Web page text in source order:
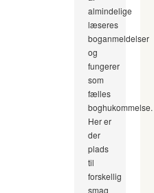
almindelige
læseres
boganmeldelser
og
fungerer
som
fælles
boghukommelse.
Her er
der
plads
til
forskellig
smag